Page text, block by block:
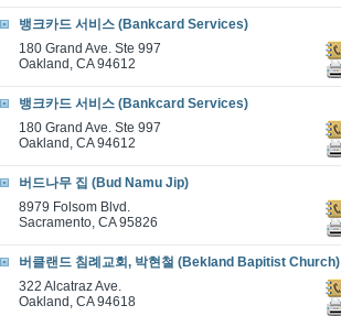
뱅크카드 서비스 (Bankcard Services)
180 Grand Ave. Ste 997
Oakland, CA 94612
뱅크카드 서비스 (Bankcard Services)
180 Grand Ave. Ste 997
Oakland, CA 94612
버드나무 집 (Bud Namu Jip)
8979 Folsom Blvd.
Sacramento, CA 95826
버클랜드 침례교회, 박현철 (Bekland Bapitist Church)
322 Alcatraz Ave.
Oakland, CA 94618